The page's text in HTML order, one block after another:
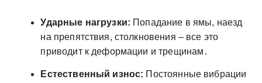
Ударные нагрузки: Попадание в ямы, наезд
на препятствия, столкновения – все это
приводит к деформации и трещинам․
Естественный износ: Постоянные вибрации